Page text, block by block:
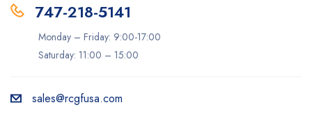
747-218-5141
Monday – Friday: 9:00-17:00
Saturday: 11:00 – 15:00
sales@rcgfusa.com